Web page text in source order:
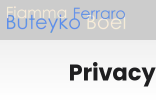
Privacy